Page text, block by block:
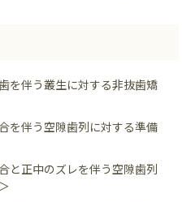
伴う叢生に対する非抜歯矯
伴う空隙歯列に対する準備
正中のズレを伴う空隙歯列